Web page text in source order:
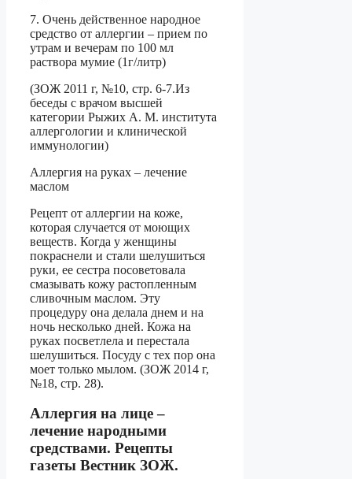
7. Очень действенное народное
средство от аллергии – прием по
утрам и вечерам по 100 мл
раствора мумие (1г/литр)
(ЗОЖ 2011 г, №10, стр. 6-7.Из
беседы с врачом высшей
категории Рыжих А. М. института
аллергологии и клинической
иммунологии)
Аллергия на руках – лечение
маслом
Рецепт от аллергии на коже,
которая случается от моющих
веществ. Когда у женщины
покраснели и стали шелушиться
руки, ее сестра посоветовала
смазывать кожу растопленным
сливочным маслом. Эту
процедуру она делала днем и на
ночь несколько дней. Кожа на
руках посветлела и перестала
шелушиться. Посуду с тех пор она
моет только мылом. (ЗОЖ 2014 г,
№18, стр. 28).
Аллергия на лице –
лечение народными
средствами. Рецепты
газеты Вестник ЗОЖ.